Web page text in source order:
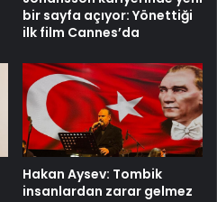
bir sayfa açıyor: Yönettiği
ilk film Cannes’da
Hakan Aysev: Tombik
insanlardan zarar gelmez